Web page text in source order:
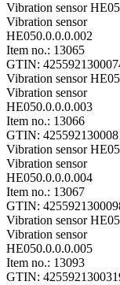
Vibration sensor
Vibration sensor
HE050.0.0.0.002
Item no.: 13065
GTIN:
Vibration sensor
Vibration sensor
HE050.0.0.0.003
Item no.: 13066
GTIN:
Vibration sensor
Vibration sensor
HE050.0.0.0.004
Item no.: 13067
GTIN:
Vibration sensor
Vibration sensor
HE050.0.0.0.005
Item no.: 13093
GTIN: